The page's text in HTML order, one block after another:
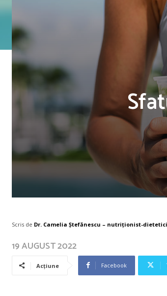
Scris de Dr. Camelia Ștefănescu – nutriţionist-
19 AUGUST 2022
Acțiune Facebook